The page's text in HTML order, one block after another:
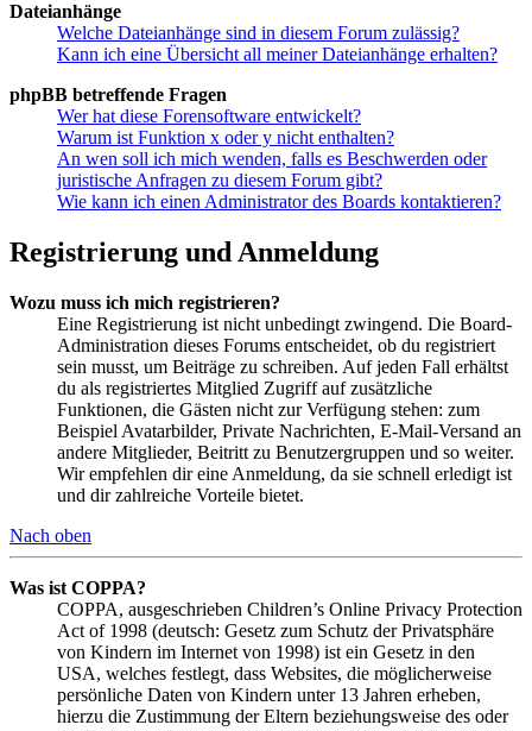
Dateianhänge
Welche Dateianhänge sind in diesem Forum zulässig?
Kann ich eine Übersicht all meiner Dateianhänge erhalten?
phpBB betreffende Fragen
Wer hat diese Forensoftware entwickelt?
Warum ist Funktion x oder y nicht enthalten?
An wen soll ich mich wenden, falls es Beschwerden oder
juristische Anfragen zu diesem Forum gibt?
Wie kann ich einen Administrator des Boards kontaktieren?
Registrierung und Anmeldung
Wozu muss ich mich registrieren?
Eine Registrierung ist nicht unbedingt zwingend. Die Board-
Administration dieses Forums entscheidet, ob du registriert
sein musst, um Beiträge zu schreiben. Auf jeden Fall erhältst
du als registriertes Mitglied Zugriff auf zusätzliche
Funktionen, die Gästen nicht zur Verfügung stehen: zum
Beispiel Avatarbilder, Private Nachrichten, E-Mail-Versand an
andere Mitglieder, Beitritt zu Benutzergruppen und so weiter.
Wir empfehlen dir eine Anmeldung, da sie schnell erledigt ist
und dir zahlreiche Vorteile bietet.
Nach oben
Was ist COPPA?
COPPA, ausgeschrieben Children’s Online Privacy Protection
Act of 1998 (deutsch: Gesetz zum Schutz der Privatsphäre
von Kindern im Internet von 1998) ist ein Gesetz in den
USA, welches festlegt, dass Websites, die möglicherweise
persönliche Daten von Kindern unter 13 Jahren erheben,
hierzu die Zustimmung der Eltern beziehungsweise des oder